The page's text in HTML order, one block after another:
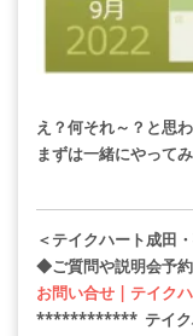
え？何それ～？と思
まずは一緒にやって
＜テイクハート成田
◆ご質問や説明会予
お問い合せ | テイク
************ テイ